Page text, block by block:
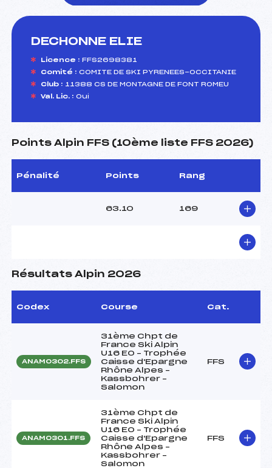
DECHONNE ELIE
Licence : FFS2698381
Comité : COMITE DE SKI PYRENEES-OCCITANIE
Club : 11388 CS DE MONTAGNE DE FONT ROMEU
Val. Lic. : Oui
Points Alpin FFS (10ème liste FFS 2026)
Pénalité Points Rang
63.10 169
Résultats Alpin 2026
Codex Course Cat.
ANAM0302.FFS
31ème Chpt de
France Ski Alpin
U16 EO – Trophée
Caisse d'Epargne
Rhône Alpes –
Kassbohrer –
Salomon
FFS
ANAM0301.FFS
31ème Chpt de
France Ski Alpin
U16 EO – Trophée
Caisse d'Epargne
Rhône Alpes –
Kassbohrer –
Salomon
FFS